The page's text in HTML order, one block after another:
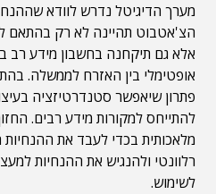
מערך הדיגיטל נדרש לוודא
הצ'אטבוט תהיינה לא רק בהתאם
אלא גם תיקחנה בחשבון מידע רב
אופטימלי בין האזרח לממשלה.
פתרון שיאפשר סטנדרטיזציה
להתייחס למקורות מידע רבים.
מלאכותית בכדי לעבד את ההנחיות
רלוונטי ולהנגיש את ההנחיות
לשימוש.